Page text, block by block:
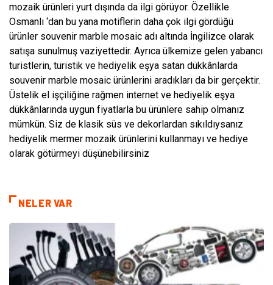
mozaik ürünleri yurt dışında da ilgi görüyor. Özellikle
Osmanlı ‘dan bu yana motiflerin daha çok ilgi gördüğü
ürünler souvenir marble mosaic adı altında İngilizce olarak
satışa sunulmuş vaziyettedir. Ayrıca ülkemize gelen yabancı
turistlerin, turistik ve hediyelik eşya satan dükkânlarda
souvenir marble mosaic ürünlerini aradıkları da bir gerçektir.
Üstelik el işçiliğine rağmen internet ve hediyelik eşya
dükkânlarında uygun fiyatlarla bu ürünlere sahip olmanız
mümkün. Siz de klasik süs ve dekorlardan sıkıldıysanız
hediyelik mermer mozaik ürünlerini kullanmayı ve hediye
olarak götürmeyi düşünebilirsiniz
NELER VAR